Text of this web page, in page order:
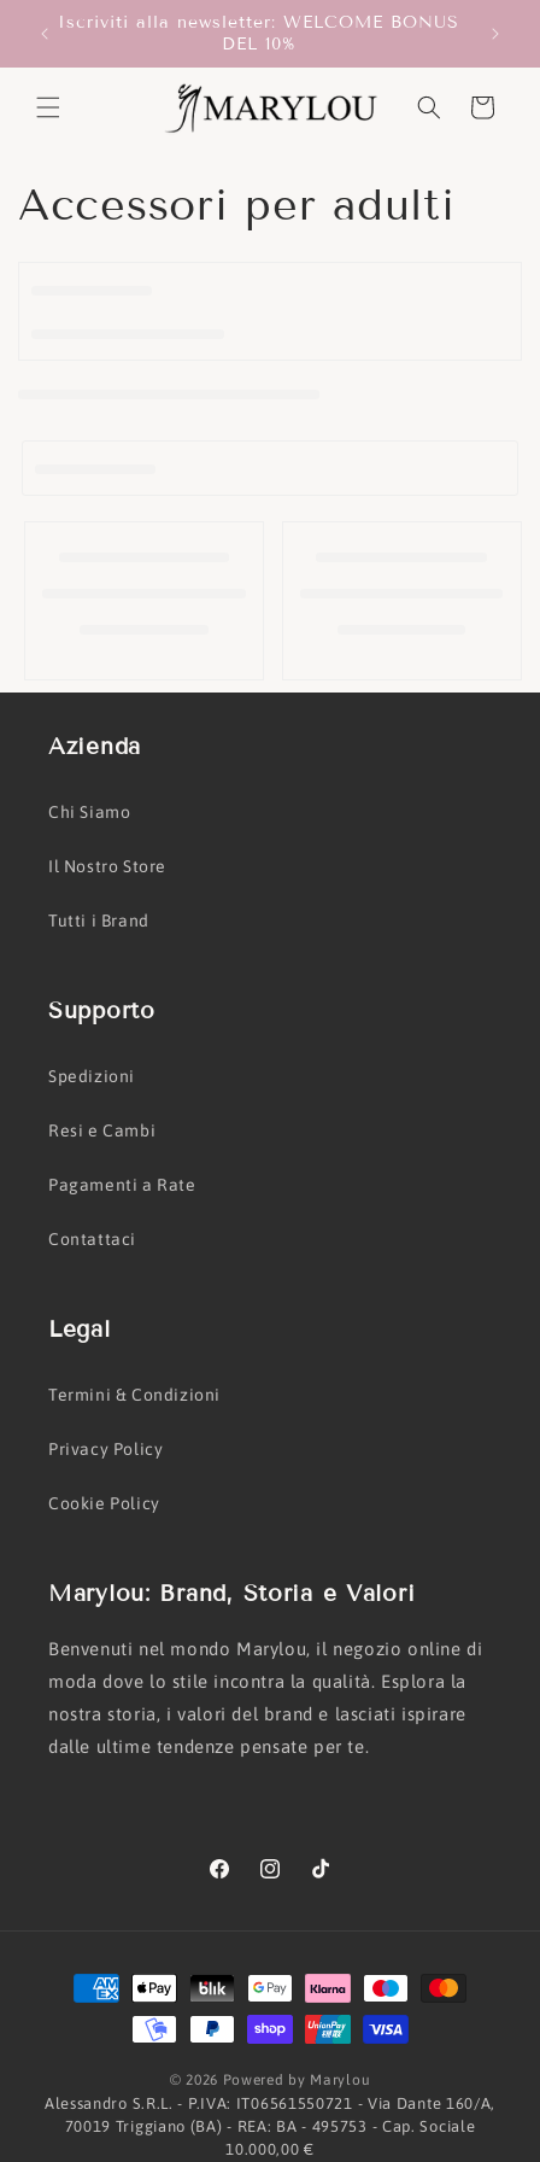
direttamente
Iscriviti alla newsletter: WELCOME BONUS
DEL 10%
Carrello
C
e
Accessori per adulti
Azienda
Chi Siamo
Il Nostro Store
Tutti i Brand
Supporto
Spedizioni
Resi e Cambi
Pagamenti a Rate
Contattaci
Legal
Termini & Condizioni
Privacy Policy
Cookie Policy
Marylou: Brand, Storia e Valori
Benvenuti nel mondo Marylou, il negozio online di
moda dove lo stile incontra la qualità. Esplora la
nostra storia, i valori del brand e lasciati ispirare
dalle ultime tendenze pensate per te.
FacebookInstagramTikTok
Metodi
di
pagamento
© 2026 Powered by Marylou
Alessandro S.R.L. - P.IVA: IT06561550721 - Via Dante 160/A,
70019 Triggiano (BA) - REA: BA - 495753 - Cap. Sociale
10.000,00 €